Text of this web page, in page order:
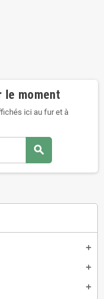
add
add
add
le moment
ici au fur et à
search